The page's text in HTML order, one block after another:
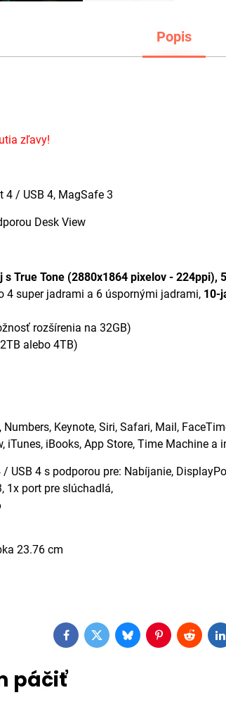
Popis
zľavy!
4 / USB 4, MagSafe 3
Desk View
s True Tone (2880x1864 pixelov - 224ppi),
4 super jadrami a 6 úspornými jadrami, 10-
rozšírenia na 32GB)
alebo 4TB)
Keynote, Siri, Safari, Mail,
iTunes, iBooks, App Store, Time Machine a
USB 4 s podporou pre: Nabíjanie,
1x port pre slúchadlá,
23.76 cm
FacebookTwitterBlueskyPinterestReddit
páčiť